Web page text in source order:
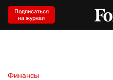
Подписаться
на журнал
Финансы